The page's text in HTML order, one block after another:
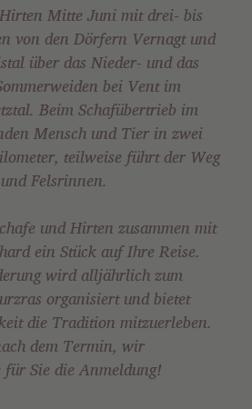
Mitte Juni mit drei- bis
von den Dörfern Vernagt und
über das Nieder- und das
bei Vent im
Beim Schafübertrieb im
Mensch und Tier in zwei
teilweise führt der Weg
Felsrinnen.
und Hirten zusammen mit
ein Stück auf Ihre Reise.
wird alljährlich zum
organisiert und bietet
die Tradition mitzuerleben.
dem Termin, wir
für Sie die Anmeldung!